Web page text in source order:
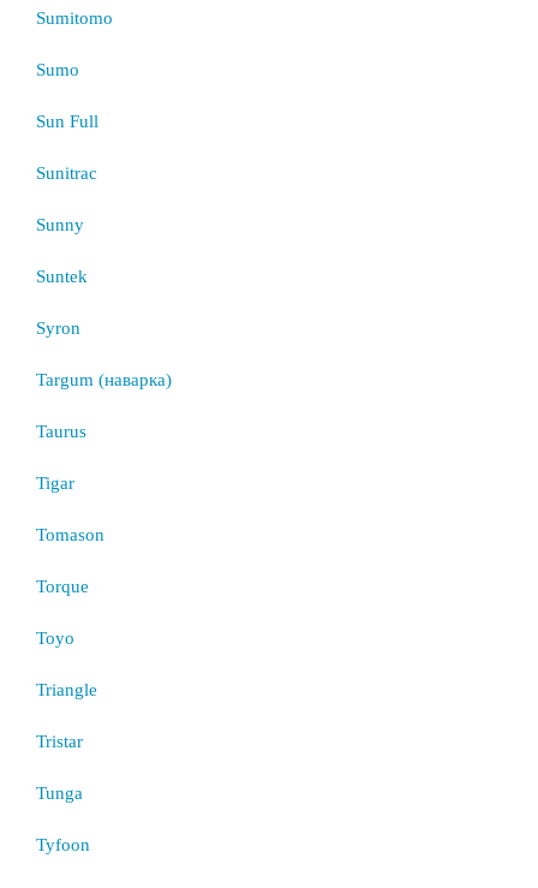
Sumitomo
Sumo
Sun Full
Sunitrac
Sunny
Suntek
Syron
Targum (наварка)
Taurus
Tigar
Tomason
Torque
Toyo
Triangle
Tristar
Tunga
Tyfoon